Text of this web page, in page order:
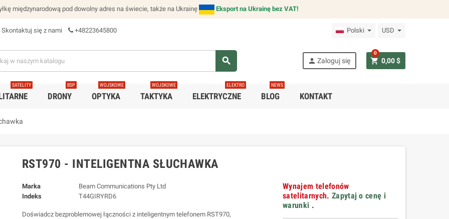
międzynarodową pod dowolny adres na świecie, także na Ukrainę Eksport na Ukrainę bez VAT!
Skontaktuj się z nami +48223645800 Polski USD
search person Zaloguj się shopping_cart 0,00 $
0
SATELITY
DRONY
BSP
OPTYKA
WOJSKOWE
TAKTYKA
WOJSKOWE
ELEKTRYCZNE
ELEKTRO
BLOG
NEWS
KONTAKT
RST970 - INTELIGENTNA SŁUCHAWKA
Marka
Beam Communications Pty Ltd
Indeks
T44GIRYRD6
Doświadcz bezproblemowej łączności z inteligentnym telefonem RST970,
Wynajem telefonów
satelitarnych. Zapytaj o cenę i
warunki .